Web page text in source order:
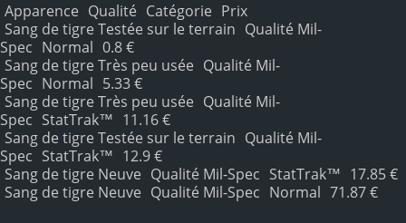
Apparence Qualité Catégorie Prix
Sang de tigre Testée sur le terrain Qualité Mil-
Spec Normal 0.8 €
Sang de tigre Très peu usée Qualité Mil-
Spec Normal 5.33 €
Sang de tigre Très peu usée Qualité Mil-
Spec StatTrak™ 11.16 €
Sang de tigre Testée sur le terrain Qualité Mil-
Spec StatTrak™ 12.9 €
Sang de tigre Neuve Qualité Mil-Spec StatTrak™ 17.85 €
Sang de tigre Neuve Qualité Mil-Spec Normal 71.87 €